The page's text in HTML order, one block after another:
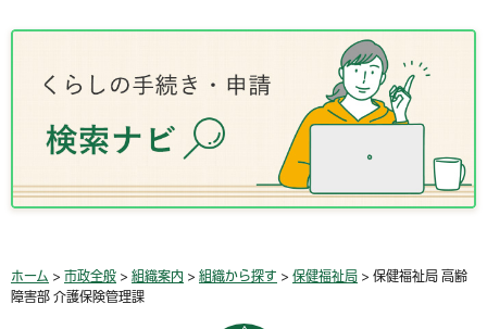
ホーム > 市政全般 > 組織案内 > 組織から探す > 保健福祉局 > 保健福祉局 高齢
障害部 介護保険管理課